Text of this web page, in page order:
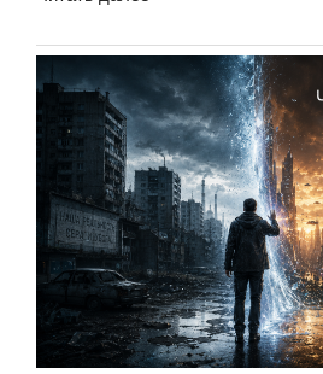
столько
продолжение,
сколько
завершение
большой
идеи»